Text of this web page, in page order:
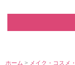
ホーム > メイク・コスメ